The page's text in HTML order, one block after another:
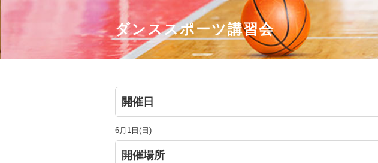
ダンススポーツ講習会
開催日
6月1日(日)
開催場所